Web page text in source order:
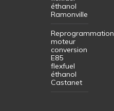
éthanol
Ramonville
Reprogrammation
moteur
conversion
E85
flexfuel
éthanol
Castanet